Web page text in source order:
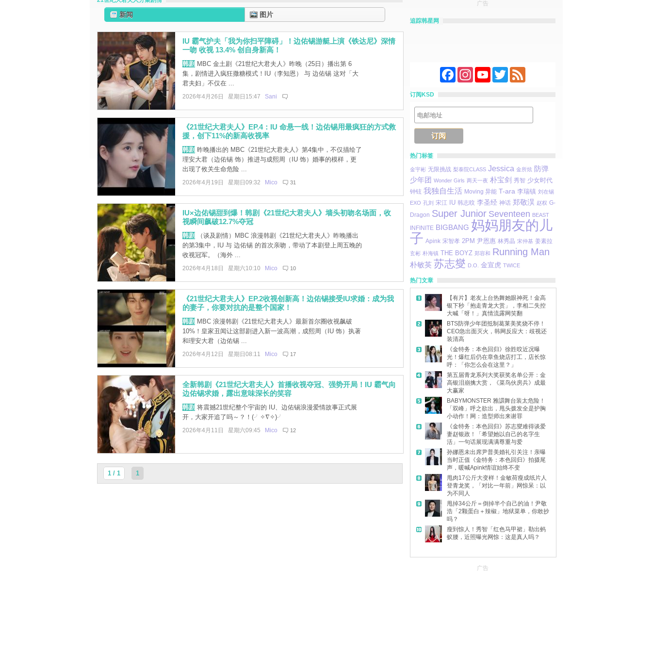
新闻 图片
IU 霸气护夫「我为你扫平障碍」！边佑锡游艇上演《铁达尼》深情
一吻 收视 13.4% 创自身新高！
韩剧 MBC 金土剧《21世纪大君夫人》昨晚（25日）播出第 6
集，剧情进入疯狂撒糖模式！IU（李知恩） 与 边佑锡 这对「大
君夫妇」不仅在 ...
2026年4月26日 星期日15:47 Sani
《21世纪大君夫人》EP.4：IU 命悬一线！边佑锡用最疯狂的方式救
援，创下11%的新高收视率
韩剧 昨晚播出的 MBC《21世纪大君夫人》第4集中，不仅描绘了
理安大君（边佑锡 饰）推进与成熙周（IU 饰）婚事的模样，更
出现了攸关生命危险 ...
2026年4月19日 星期日09:32 Mico 31
IU×边佑锡甜到爆！韩剧《21世纪大君夫人》墙头初吻名场面，收
视瞬间飙破12.7%夺冠
韩剧 （谈及剧情）MBC 浪漫韩剧《21世纪大君夫人》昨晚播出
的第3集中，IU 与 边佑锡 的首次亲吻，带动了本剧登上周五晚的
收视冠军。（海外 ...
2026年4月18日 星期六10:10 Mico 10
《21世纪大君夫人》EP.2收视创新高！边佑锡接受IU求婚：成为我
的妻子，你要对抗的是整个国家！
韩剧 MBC 浪漫韩剧《21世纪大君夫人》最新首尔圈收视飙破
10%！皇家丑闻让这部剧进入新一波高潮，成熙周（IU 饰）执著
和理安大君（边佑锡 ...
2026年4月12日 星期日08:11 Mico 17
全新韩剧《21世纪大君夫人》首播收视夺冠、强势开局！IU 霸气向
边佑锡求婚，露出意味深长的笑容
韩剧 将震撼21世纪整个宇宙的 IU、边佑锡浪漫爱情故事正式展
开，大家开追了吗～？！(╯✧∇✧)╯
2026年4月11日 星期六09:45 Mico 12
1 / 1 1
广告
追踪韩星网
FacebookInstagramYouTubeTwitterFeed
订阅KSD
热门标签
金宇彬 无限挑战 梨泰院CLASS Jessica 金所炫 防弹
少年团 Wonder Girls 两天一夜 朴宝剑 秀智 少女时代
钟铉 我独自生活 Moving 异能 T-ara 李瑞镇 刘在锡
EXO 孔刘 宋江 IU 韩志旼 李圣经 神话 郑敬淏 赵权 G-
Dragon Super Junior Seventeen BEAST
INFINITE BIGBANG 妈妈朋友的儿
子 Apink 宋智孝 2PM 尹恩惠 林秀晶 宋仲基 姜素拉
玄彬 朴海镇 THE BOYZ 郑容和 Running Man
朴敏英 苏志燮 D.O. 金宣虎 TWICE
热门文章
【有片】老友上台热舞她眼神死！金高
银下秒「抱走青龙大赏」，李相二失控
大喊「呀！」真情流露网笑翻
BTS防弹少年团抵制葛莱美奖烧不停！
CEO急出面灭火，韩网反应大：歧视还
装清高
《金特务：本色回归》徐貹旼近况曝
光！爆红后仍在章鱼烧店打工，店长惊
呼：「你怎么会在这里？」
第五届青龙系列大奖获奖名单公开：金
高银泪崩擒大赏，《菜鸟伙房兵》成最
大赢家
BABYMONSTER 雅譞舞台装太危险！
「双峰」呼之欲出，甩头拨发全是护胸
小动作！网：造型师出来谢罪
《金特务：本色回归》苏志燮难得谈爱
妻赵银政！「希望她以自己的名字生
活」一句话展现满满尊重与爱
孙娜恩未出席尹普美婚礼引关注！亲曝
当时正值《金特务：本色回归》拍摄尾
声，暖喊Apink情谊始终不变
甩肉17公斤大变样！金敏荷瘦成纸片人
登青龙奖，「对比一年前」网惊呆：以
为不同人
甩掉34公斤＝倒掉半个自己的油！尹敬
浩「2颗蛋白＋辣椒」地狱菜单，你敢抄
吗？
瘦到惊人！秀智「红色马甲裙」勒出蚂
蚁腰，近照曝光网惊：这是真人吗？
广告